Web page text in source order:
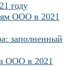
году
ООО в 2021
заполненный
ООО в 2021